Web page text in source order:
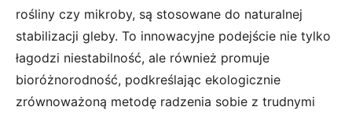
rośliny czy mikroby, są stosowane do naturalnej
stabilizacji gleby. To innowacyjne podejście nie tylko
łagodzi niestabilność, ale również promuje
bioróżnorodność, podkreślając ekologicznie
zrównoważoną metodę radzenia sobie z trudnymi